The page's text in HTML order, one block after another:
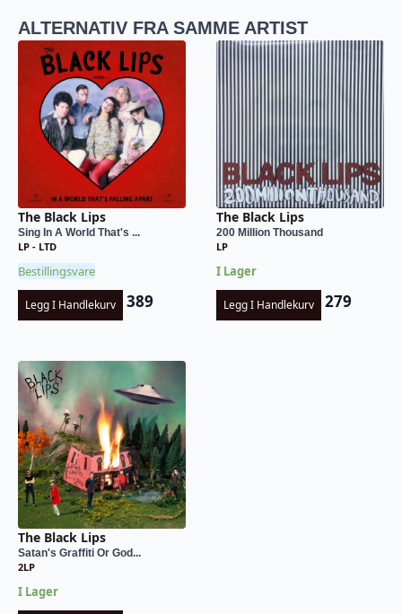
ALTERNATIV FRA SAMME ARTIST
The Black Lips
Sing In A World That's ...
LP - LTD
Bestillingsvare
Legg I Handlekurv 389
The Black Lips
200 Million Thousand
LP
I Lager
Legg I Handlekurv 279
The Black Lips
Satan's Graffiti Or God...
2LP
I Lager